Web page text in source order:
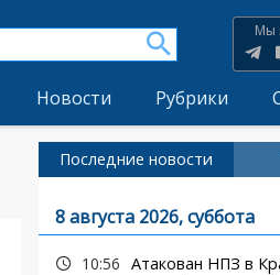
Мы
Новости Рубрики
Последние новости
8 августа 2026, суббота
10:56 Атакован НПЗ в